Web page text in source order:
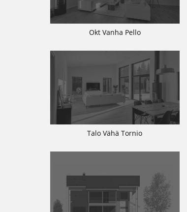
Okt Vanha Pello
Talo Vähä Tornio